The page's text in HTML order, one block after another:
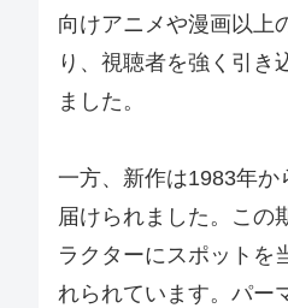
向けアニメや漫画以上
り、視聴者を強く引き
ました。
一方、新作は1983年か
届けられました。この
ラクターにスポットを
れられています。パー